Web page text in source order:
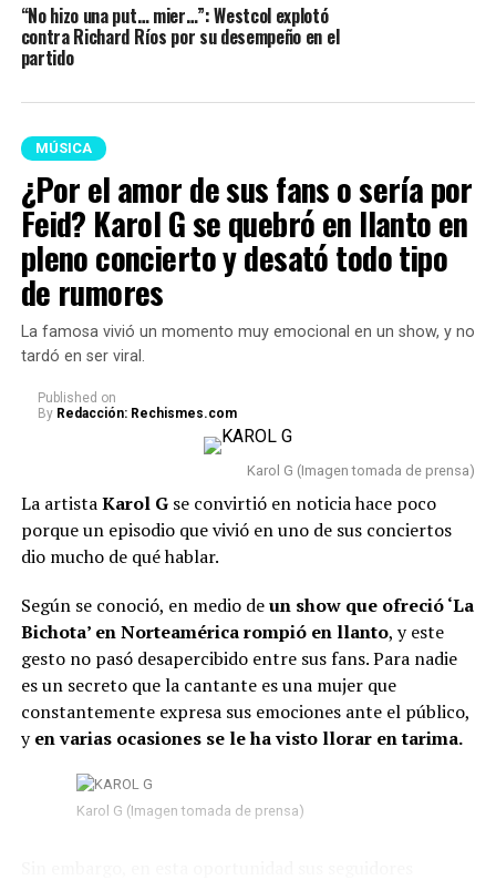
“No hizo una put… mier…”: Westcol explotó
contra Richard Ríos por su desempeño en el
partido
MÚSICA
¿Por el amor de sus fans o sería por
Feid? Karol G se quebró en llanto en
pleno concierto y desató todo tipo
de rumores
La famosa vivió un momento muy emocional en un show, y no
tardó en ser viral.
Published on
By Redacción: Rechismes.com
Karol G (Imagen tomada de prensa)
La artistaKarol Gse convirtió en noticia hace poco
porque un episodio que vivió en uno de sus conciertos
dio mucho de qué hablar.
Según se conoció, en medio deun show que ofreció ‘La
Bichota’ en Norteamérica rompió en llanto, y este
gesto no pasó desapercibido entre sus fans. Para nadie
es un secreto que la cantante es una mujer que
constantemente expresa sus emociones ante el público,
yen varias ocasiones se le ha visto llorar en tarima.
Karol G (Imagen tomada de prensa)